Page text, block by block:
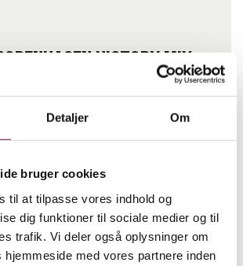
Detaljer Om
bruger cookies
til at tilpasse vores indhold og
dig funktioner til sociale medier og til
trafik. Vi deler også oplysninger om
hjemmeside med vores partnere inden
History mix